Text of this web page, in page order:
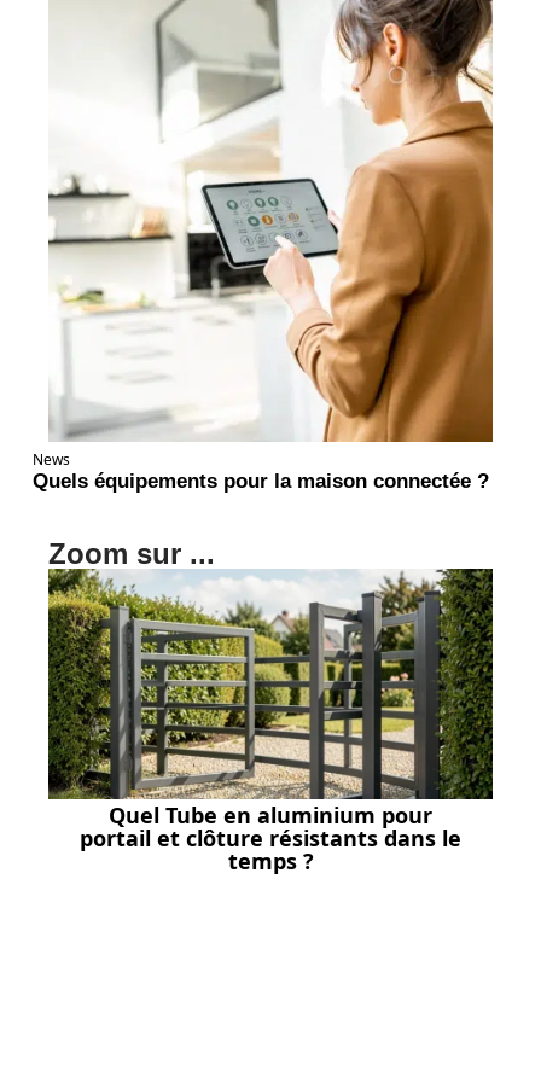
News
Quels équipements pour la maison connectée ?
Zoom sur ...
Quel Tube en aluminium pour
portail et clôture résistants dans le
temps ?